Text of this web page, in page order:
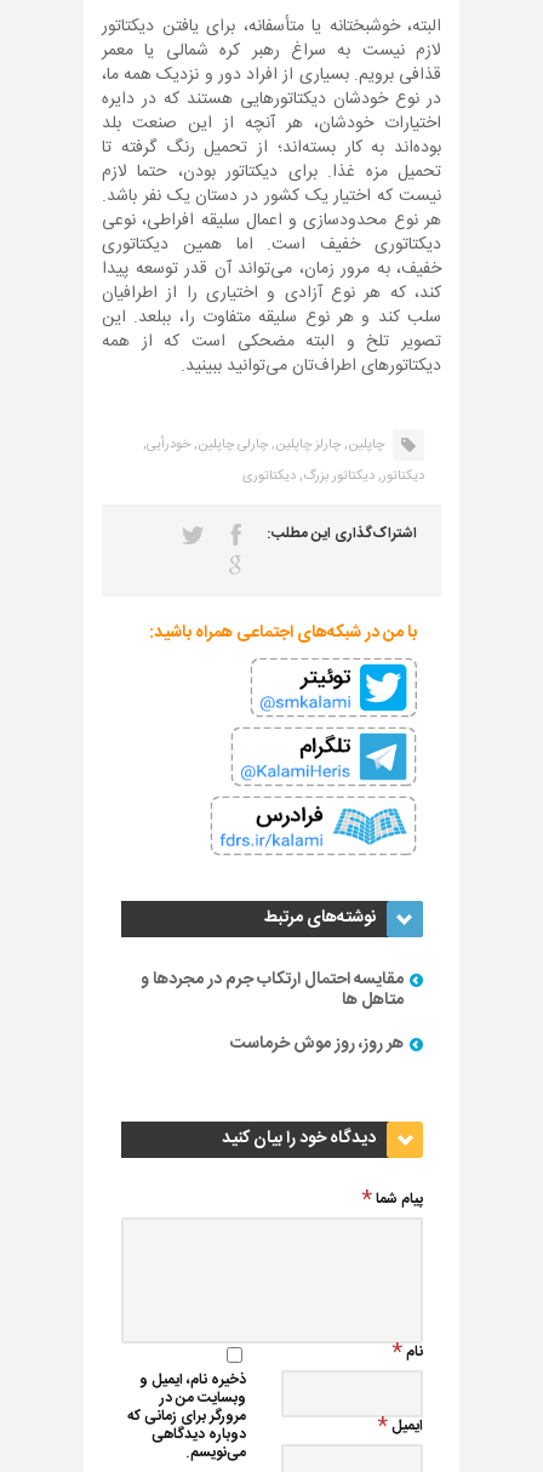
البته، خوشبختانه یا متأسفانه، برای یافتن دیکتاتور
لازم نیست به سراغ رهبر کره شمالی یا معمر
قذافی برویم. بسیاری از افراد دور و نزدیک همه ما،
در نوع خودشان دیکتاتورهایی هستند که در دایره
اختیارات خودشان، هر آنچه از این صنعت بلد
بوده‌اند به کار بسته‌اند؛ از تحمیل رنگ گرفته تا
تحمیل مزه غذا. برای دیکتاتور بودن، حتما لازم
نیست که اختیار یک کشور در دستان یک نفر باشد.
هر نوع محدودسازی و اعمال سلیقه افراطی، نوعی
دیکتاتوری خفیف است. اما همین دیکتاتوری
خفیف، به مرور زمان، می‌تواند آن قدر توسعه پیدا
کند، که هر نوع آزادی و اختیاری را از اطرافیان
سلب کند و هر نوع سلیقه متفاوت را، ببلعد. این
تصویر تلخ و البته مضحکی است که از همه
دیکتاتورهای اطراف‌تان می‌توانید ببینید.
چاپلین,چارلز چاپلین,چارلی چاپلین,خودرأیی,
دیکتاتور,دیکتاتور بزرگ,دیکتاتوری
اشتراک‌گذاری این مطلب:
با من در شبکه‌های اجتماعی همراه باشید:
نوشته‌های مرتبط
مقایسه احتمال ارتکاب جرم در مجردها و
متاهل ها
هر روز، روز موش خرماست
دیدگاه خود را بیان کنید
پیام شما
نام
ایمیل
ذخیره نام، ایمیل و
وبسایت من در
مرورگر برای زمانی که
دوباره دیدگاهی
می‌نویسم.